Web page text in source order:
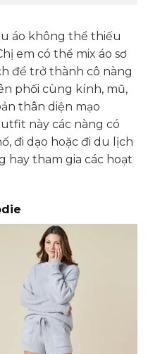
áo không thể thiếu
em có thể mix áo sơ
để trở thành cô nàng
phối cùng kính, mũ,
thân diện mạo
này các nàng có
đi dạo hoặc đi du lịch
hay tham gia các hoạt